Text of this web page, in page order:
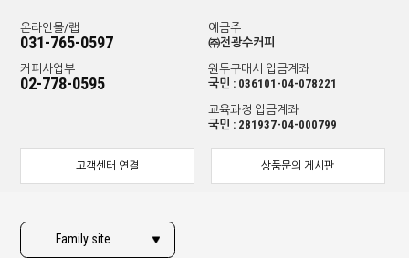
온라인몰/랩
031-765-0597
커피사업부
02-778-0595
예금주
㈜전광수커피
원두구매시 입금계좌
국민 : 036101-04-078221
교육과정 입금계좌
국민 : 281937-04-000799
고객센터 연결 상품문의 게시판
Family site